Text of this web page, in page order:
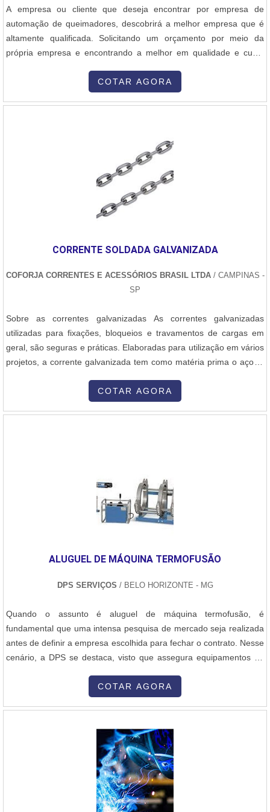
que a empresa oferece, como fios e lâminas de solda prata e
equipamentos para soldagem e brasagem.É reconhecida por ser
comprometida com os serviços e segura, características possíveis
esses fatores, agregados a uma equipe multidisciplinar de
consultores associados e funcionários eficientes, garantem a
melhor experiência para os clientes com qualidade. Saiba mais
detalhes solicitando um orçamento! .
A empresa ou cliente que deseja encontrar por empresa de
automação de queimadores, descobrirá a melhor empresa que é
altamente qualificada. Solicitando um orçamento por meio da
própria empresa e encontrando a melhor em qualidade e custo
AUTOMAÇÃO DE QUEIMADORESQuem busca por empresa de
queimadores industriais, garantindo a satisfação da venda à
entrega final, com foco total na qualidade.Ainda focando em
empresa de automação de queimadores, deve-se ter a exatidão
em orçar com empresas que prezam por produtos e serviços que
tenham ótima qualidade e proteção, pontos importantes que ficam
de fora no planejamento de empresas que visam apenas o lucro,
segmento. Esse tipo de cuidado ajuda a garantir a qualidade e
assertividade do serviço, além de evitar prejuízos com imprevistos
e execuções mal elaboradas. Assim, é possível poupar gastos
Queimadores Industriais ter se tornado destaque quando
pensamos em uma empresa que entrega confiança e serviços de
qualidade. Alguns desses motivos são: Equipe multidisciplinar de
consultores associados; Profissionais com vasta experiência na
onde são realizadas as atividades; Matéria-prima de excelente
qualidade; Equipamentos de última geração.EFICIÊNCIA E
QUALIDADE COMPROVADAApenas na Inovatti Queimadores
de a empresa ser uma empresa comprometida com seus serviços
e uma empresa responsável, padrões alcançados por conter
escritório de alta qualidade onde são realizadas as atividades e
equipe de alta qualidade, fecha todo o ciclo de entrega com
COTAR AGORA
CORRENTE SOLDADA GALVANIZADA
COFORJA CORRENTES E ACESSÓRIOS BRASIL LTDA/ CAMPINAS -
SP
Sobre as correntes galvanizadas As correntes galvanizadas
utilizadas para fixações, bloqueios e travamentos de cargas em
geral, são seguras e práticas. Elaboradas para utilização em vários
projetos, a corrente galvanizada tem como matéria prima o aço, o
garantir resistência contra corrosão, impedindo o contato do metal
COTAR AGORA
ALUGUEL DE MÁQUINA TERMOFUSÃO
DPS SERVIÇOS / BELO HORIZONTE - MG
Quando o assunto é aluguel de máquina termofusão, é
fundamental que uma intensa pesquisa de mercado seja realizada
antes de definir a empresa escolhida para fechar o contrato. Nesse
cenário, a DPS se destaca, visto que assegura equipamentos de
especializado. OS PRINCIPAIS DETALHES SOBRE O
situações. No geral, ele acontece a partir da junção de tubos
diretamente na superfície das peças por meio do aquecimento e
pressão das peças. Por isso, é necessário o equipamento
específico e o cumprimento das normas técnicas vigentes.A DPS é
uma empresa especializada na locação de equipamentos para
soldagens em termofusão. No geral, a empresa assegura
COTAR AGORA